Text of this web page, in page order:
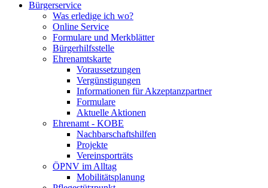
Bürgerservice
Was erledige ich wo?
Online Service
Formulare und Merkblätter
Bürgerhilfsstelle
Ehrenamtskarte
Voraussetzungen
Vergünstigungen
Informationen für Akzeptanzpartner
Formulare
Aktuelle Aktionen
Ehrenamt - KOBE
Nachbarschaftshilfen
Projekte
Vereinsporträts
ÖPNV im Alltag
Mobilitätsplanung